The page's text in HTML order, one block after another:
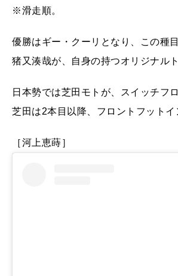
※滑走順。
優勝はギー・クーリとなり、この種目
猪又湊哉が、自身の持つオリジナル
日本勢では芝田モトが、スイッチフ
芝田は2本目以降、フロントフット
［河上恵蒔］